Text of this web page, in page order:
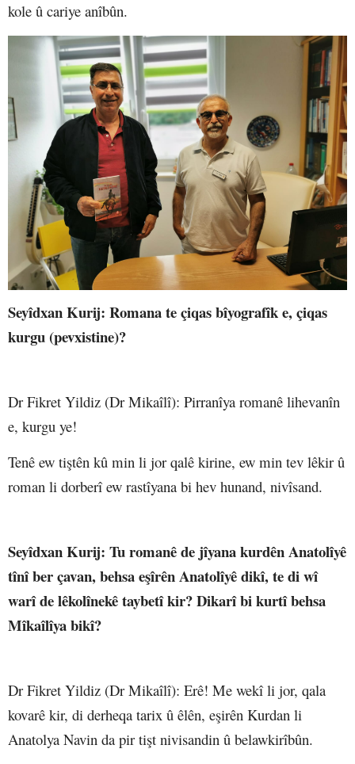
kole û cariye anîbûn.
Seyîdxan Kurij: Romana te çiqas bîyografîk e, çiqas
kurgu (pevxistine)?
Dr Fikret Yildiz (Dr Mikaîlî): Pirranîya romanê lihevanîn
e, kurgu ye!
Tenê ew tiştên kû min li jor qalê kirine, ew min tev lêkir û
roman li dorberî ew rastîyana bi hev hunand, nivîsand.
Seyîdxan Kurij: Tu romanê de jîyana kurdên Anatolîyê
tînî ber çavan, behsa eşîrên Anatolîyê dikî, te di wî
warî de lêkolînekê taybetî kir? Dikarî bi kurtî behsa
Mîkaîlîya bikî?
Dr Fikret Yildiz (Dr Mikaîlî): Erê! Me wekî li jor, qala
kovarê kir, di derheqa tarix û êlên, eşirên Kurdan li
Anatolya Navin da pir tişt nivisandin û belawkirîbûn.